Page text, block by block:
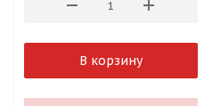
В корзину